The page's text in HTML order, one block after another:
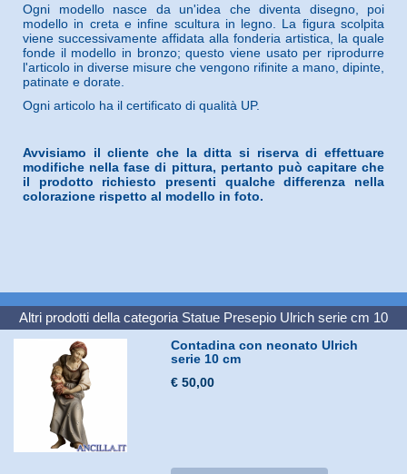
Ogni modello nasce da un'idea che diventa disegno, poi
modello in creta e infine scultura in legno. La figura scolpita
viene successivamente affidata alla fonderia artistica, la quale
fonde il modello in bronzo; questo viene usato per riprodurre
l'articolo in diverse misure che vengono rifinite a mano, dipinte,
patinate e dorate.
Ogni articolo ha il certificato di qualità UP.
Avvisiamo il cliente che la ditta si riserva di effettuare
modifiche nella fase di pittura, pertanto può capitare che
il prodotto richiesto presenti qualche differenza nella
colorazione rispetto al modello in foto.
Altri prodotti della categoria Statue Presepio Ulrich serie cm 10
Contadina con neonato Ulrich
serie 10 cm
€ 50,00